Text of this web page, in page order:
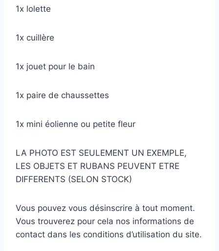
1x lolette
1x cuillère
1x jouet pour le bain
1x paire de chaussettes
1x mini éolienne ou petite fleur
LA PHOTO EST SEULEMENT UN EXEMPLE,
LES OBJETS ET RUBANS PEUVENT ETRE
DIFFERENTS (SELON STOCK)
Vous pouvez vous désinscrire à tout moment.
Vous trouverez pour cela nos informations de
contact dans les conditions d’utilisation du site.